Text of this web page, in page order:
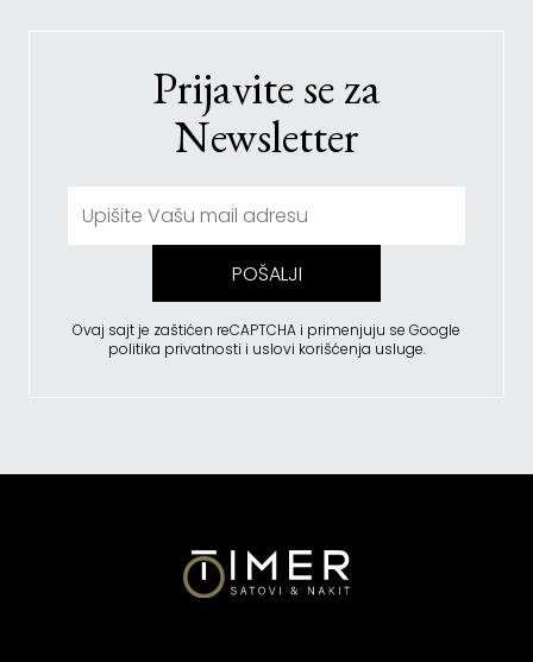
Prijavite se za
Newsletter
POŠALJI
Ovaj sajt je zaštićen reCAPTCHA i primenjuju se Google
politika privatnosti i uslovi korišćenja usluge.